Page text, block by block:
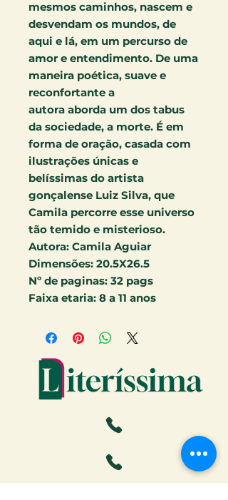
mesmos caminhos, nascem e
desvendam os mundos, de
aqui e lá, em um percurso de
amor e entendimento. De uma
maneira poética, suave e
reconfortante a
autora aborda um dos tabus
da sociedade, a morte. É em
forma de oração, casada com
ilustrações únicas e
belíssimas do artista
gonçalense Luiz Silva, que
Camila percorre esse universo
tão temido e misterioso.
Autora: Camila Aguiar
Dimensões: 20.5X26.5
Nº de paginas: 32 pags
Faixa etaria: 8 a 11 anos